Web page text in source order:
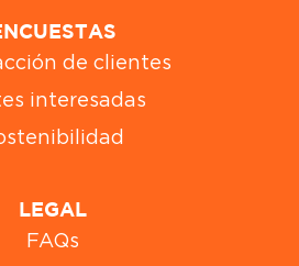
de clientes
interesadas
LEGAL
FAQs